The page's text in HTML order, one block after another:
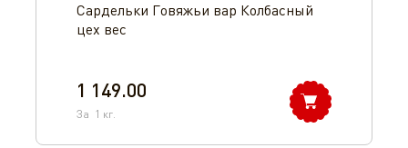
Сардельки Говяжьи вар Колбасный
цех вес
1 149.00
За 1 кг.